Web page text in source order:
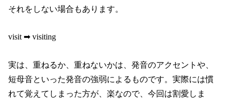
それをしない場合もあります。
visit ➡︎ visiting
実は、重ねるか、重ねないかは、発音のアクセントや、
短母音といった発音の強弱によるものです。実際には慣
れて覚えてしまった方が、楽なので、今回は割愛しま